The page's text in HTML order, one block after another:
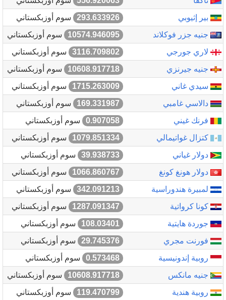
بير إثيوبي
293.633926
سوم أوزبكستاني
جنيه جزر فوكلاند
10574.946095
سوم أوزبكستاني
لاري جورجي
3116.709802
سوم أوزبكستاني
جنيه جيرنزي
10608.917718
سوم أوزبكستاني
سيدي غاني
1715.263009
سوم أوزبكستاني
دالاسي غامبي
169.331987
سوم أوزبكستاني
فرنك غيني
0.907058
سوم أوزبكستاني
كتزال غواتيمالي
1079.851334
سوم أوزبكستاني
دولار غياني
39.938733
سوم أوزبكستاني
دولار هونغ كونغ
1066.860767
سوم أوزبكستاني
لمبيرة هندوراسية
342.091213
سوم أوزبكستاني
كونا كرواتية
1287.091347
سوم أوزبكستاني
جوردة هايتية
108.03401
سوم أوزبكستاني
فورنت مجري
29.745376
سوم أوزبكستاني
روبية إندونيسية
0.573468
سوم أوزبكستاني
جنيه مانكس
10608.917718
سوم أوزبكستاني
روبية هندية
119.470799
سوم أوزبكستاني